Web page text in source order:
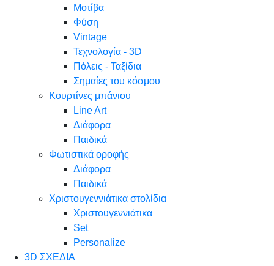
Μοτίβα
Φύση
Vintage
Τεχνολογία - 3D
Πόλεις - Ταξίδια
Σημαίες του κόσμου
Κουρτίνες μπάνιου
Line Art
Διάφορα
Παιδικά
Φωτιστικά οροφής
Διάφορα
Παιδικά
Χριστουγεννιάτικα στολίδια
Χριστουγεννιάτικα
Set
Personalize
3D ΣΧΕΔΙΑ